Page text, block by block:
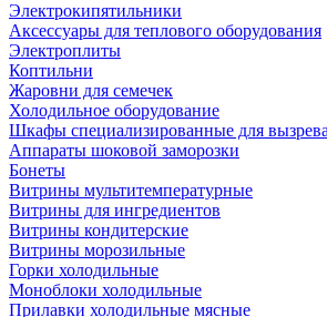
Электрокипятильники
Аксессуары для теплового оборудования
Электроплиты
Коптильни
Жаровни для семечек
Холодильное оборудование
Шкафы специализированные для
Аппараты шоковой заморозки
Бонеты
Витрины мультитемпературные
Витрины для ингредиентов
Витрины кондитерские
Витрины морозильные
Горки холодильные
Моноблоки холодильные
Прилавки холодильные мясные